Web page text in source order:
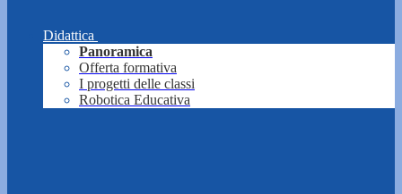
Didattica
Panoramica
Offerta formativa
I progetti delle classi
Robotica Educativa